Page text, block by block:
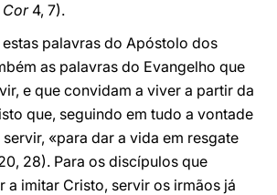
Cor4, 7).
palavras do Apóstolo dos
as palavras do Evangelho que
e que convidam a viver a partir da
que, seguindo em tudo a vontade
«para dar a vida em resgate
28). Para os discípulos que
a imitar Cristo, servir os irmãos já